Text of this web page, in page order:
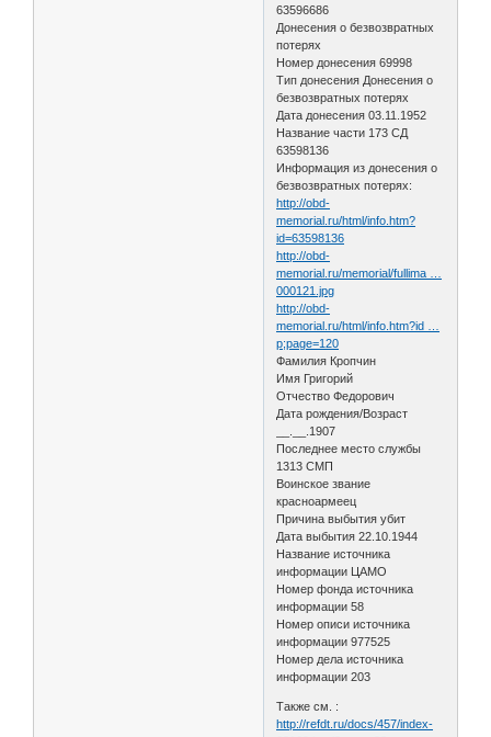
63596686
Донесения о безвозвратных
потерях
Номер донесения 69998
Тип донесения Донесения о
безвозвратных потерях
Дата донесения 03.11.1952
Название части 173 СД
63598136
Информация из донесения о
безвозвратных потерях:
http://obd-
memorial.ru/html/info.htm?
id=63598136
http://obd-
memorial.ru/memorial/fullima …
000121.jpg
http://obd-
memorial.ru/html/info.htm?id …
p;page=120
Фамилия Кропчин
Имя Григорий
Отчество Федорович
Дата рождения/Возраст
__.__.1907
Последнее место службы
1313 СМП
Воинское звание
красноармеец
Причина выбытия убит
Дата выбытия 22.10.1944
Название источника
информации ЦАМО
Номер фонда источника
информации 58
Номер описи источника
информации 977525
Номер дела источника
информации 203
Также см. :
http://refdt.ru/docs/457/index-